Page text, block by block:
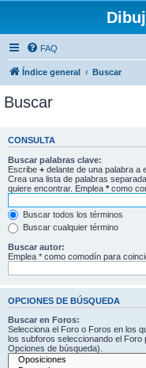
FAQ
Índice general Buscar
Buscar
CONSULTA
Buscar palabras clave:
Escribe + delante de una palabra a
Crea una lista de palabras
quiere encontrar. Emplea * como
Buscar todos los términos
Buscar cualquier término
Buscar autor:
Emplea * como comodín para
OPCIONES DE BÚSQUEDA
Buscar en Foros:
Selecciona el Foro o Foros en los
los subforos seleccionando el
Opciones de búsqueda).